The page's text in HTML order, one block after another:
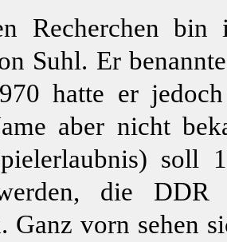
Recherchen
Suhl. Er
hatte er
aber nicht
soll
die DDR
Ganz vorn sehen